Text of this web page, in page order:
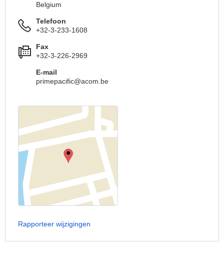
Belgium
Telefoon
+32-3-233-1608
Fax
+32-3-226-2969
E-mail
primepacific@acom.be
Rapporteer wijzigingen